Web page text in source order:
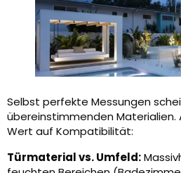
Selbst perfekte Messungen
übereinstimmenden Materialien.
Wert auf Kompatibilität:
Türmaterial vs. Umfeld: